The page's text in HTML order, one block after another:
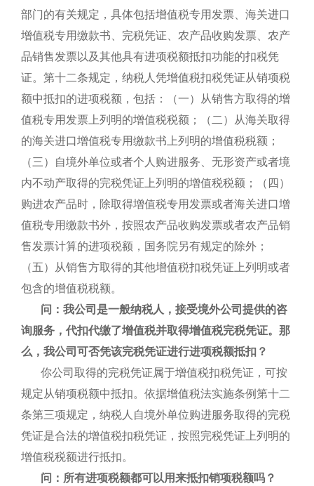
部门的有关规定，具体包括增值税专用发票、海关进口
增值税专用缴款书、完税凭证、农产品收购发票、农产
品销售发票以及其他具有进项税额抵扣功能的扣税凭
证。第十二条规定，纳税人凭增值税扣税凭证从销项税
额中抵扣的进项税额，包括：（一）从销售方取得的增
值税专用发票上列明的增值税税额；（二）从海关取得
的海关进口增值税专用缴款书上列明的增值税税额；
（三）自境外单位或者个人购进服务、无形资产或者境
内不动产取得的完税凭证上列明的增值税税额；（四）
购进农产品时，除取得增值税专用发票或者海关进口增
值税专用缴款书外，按照农产品收购发票或者农产品销
售发票计算的进项税额，国务院另有规定的除外；
（五）从销售方取得的其他增值税扣税凭证上列明或者
包含的增值税税额。
问：我公司是一般纳税人，接受境外公司提供的咨
询服务，代扣代缴了增值税并取得增值税完税凭证。那
么，我公司可否凭该完税凭证进行进项税额抵扣？
你公司取得的完税凭证属于增值税扣税凭证，可按
规定从销项税额中抵扣。依据增值税法实施条例第十二
条第三项规定，纳税人自境外单位购进服务取得的完税
凭证是合法的增值税扣税凭证，按照完税凭证上列明的
增值税税额进行抵扣。
问：所有进项税额都可以用来抵扣销项税额吗？